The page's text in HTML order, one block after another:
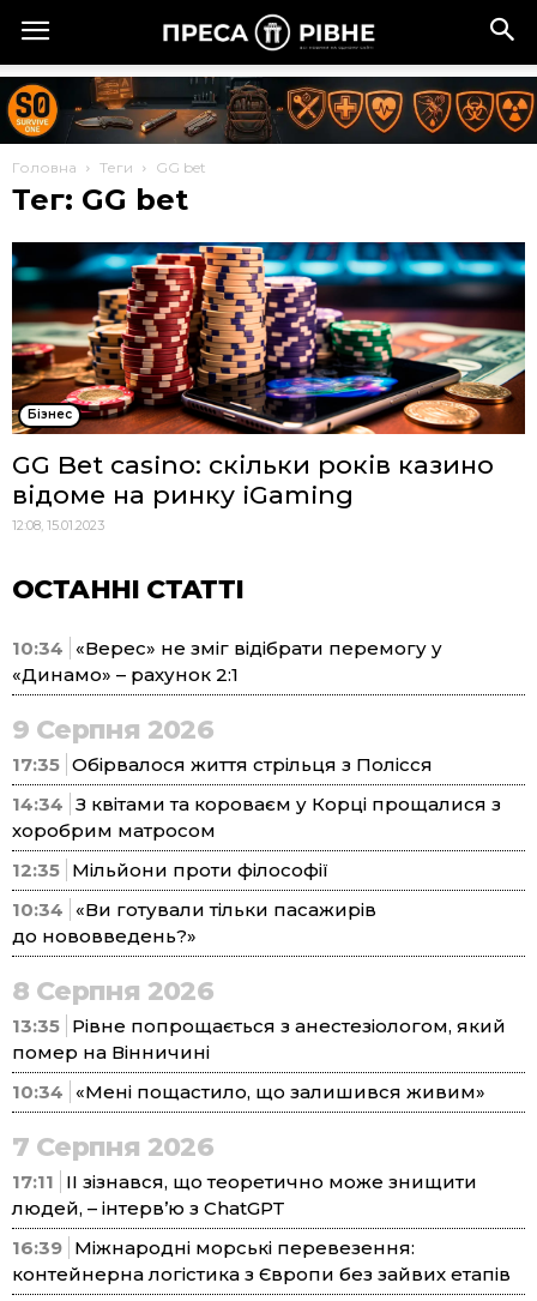
Головна Теги GG bet
Тег: GG bet
Бізнес
GG Bet casino: скільки років казино
відоме на ринку iGaming
12:08, 15.01.2023
ОСТАННІ СТАТТІ
10:34
«Верес» не зміг відібрати перемогу у
«Динамо» – рахунок 2:1
9 Серпня 2026
17:35 Обірвалося життя стрільця з Полісся
14:34 З квітами та короваєм у Корці прощалися з
хоробрим матросом
12:35 Мільйони проти філософії
10:34
«Ви готували тільки пасажирів
до нововведень?»
8 Серпня 2026
13:35 Рівне попрощається з анестезіологом, який
помер на Вінничині
10:34
«Мені пощастило, що залишився живим»
7 Серпня 2026
17:11
ІІ зізнався, що теоретично може знищити
людей, – інтерв’ю з ChatGPT
16:39 Міжнародні морські перевезення:
контейнерна логістика з Європи без зайвих етапів